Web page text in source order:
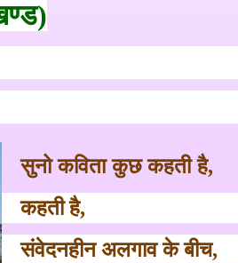
)
सुनो कविता कुछ कहती है,
कहती है,
संवेदनहीन अलगाव के बीच,